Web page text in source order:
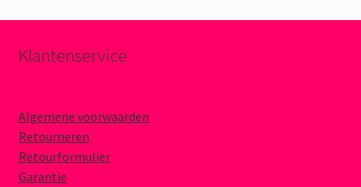
Klantenservice
Algemene voorwaarden
Retourneren
Retourformulier
Garantie